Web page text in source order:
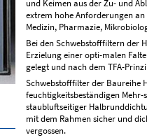
und Keimen aus der Zu- und
extrem hohe Anforderungen
Medizin, Pharmazie,
Bei den Schwebstofffiltern der
Erzielung einer opti-malen
gelegt und nach dem TFA-
Schwebstofffilter der Baureihe
feuchtigkeitsbeständigen
staubluftseitiger
mit dem Rahmen sicher und
vergossen.